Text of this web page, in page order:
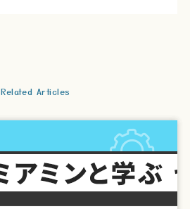
Related Articles